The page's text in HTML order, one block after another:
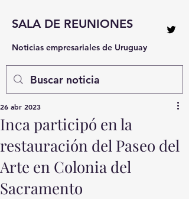
SALA DE REUNIONES
Noticias empresariales de Uruguay
Inca participó en la
restauración del Paseo del
Arte en Colonia del
Sacramento
26 abr 2023